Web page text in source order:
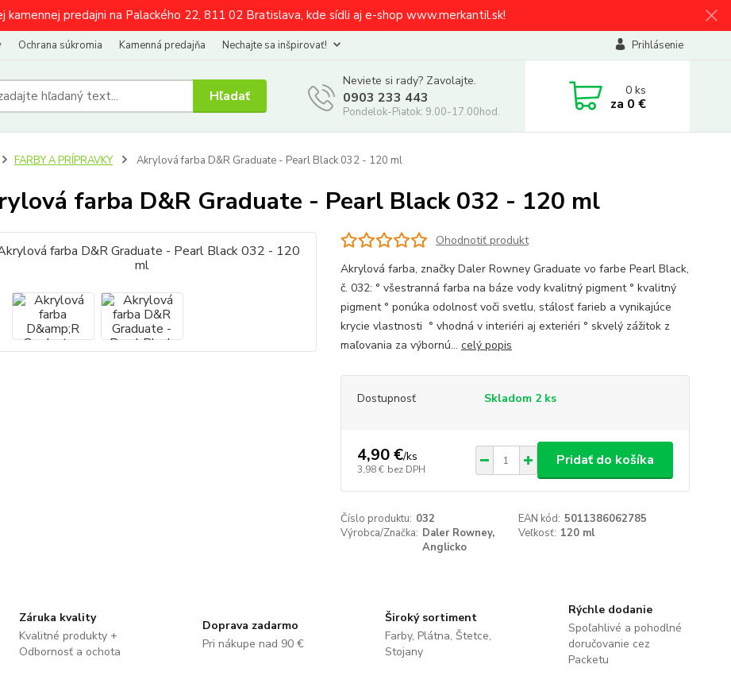
kamennej predajni na Palackého 22, 811 02 Bratislava, kde sídli aj e-shop www.merkantil.sk!
Ochrana súkromia Kamenná predajňa Nechajte sa inšpirovať! Prihlásenie
Hľadať
Neviete si rady? Zavolajte.
0903 233 443
Pondelok-Piatok: 9.00-17.00hod.
0ks
za 0 €
FARBY A PRÍPRAVKY Akrylová farba D&R Graduate - Pearl Black 032 - 120 ml
farba D&R Graduate - Pearl Black 032 - 120 ml
Ohodnotiť produkt
Akrylová farba, značky Daler Rowney Graduate vo farbe Pearl Black,
č. 032: ° všestranná farba na báze vody kvalitný pigment ° kvalitný
pigment ° ponúka odolnosť voči svetlu, stálosť farieb a vynikajúce
krycie vlastnosti ° vhodná v interiéri aj exteriéri ° skvelý zážitok z
maľovania za výbornú... celý popis
Dostupnosť Skladom 2 ks
4,90 €/ks
3,98 € bez DPH
Pridať do košíka
Číslo produktu: 032 EAN kód: 5011386062785
Výrobca/Značka: Daler Rowney,
Anglicko
Veľkosť: 120 ml
Záruka kvality
Kvalitné produkty +
Odbornosť a ochota
Doprava zadarmo
Pri nákupe nad 90 €
Široký sortiment
Farby, Plátna, Štetce,
Stojany
Rýchle dodanie
Spoľahlivé a pohodlné
doručovanie cez
Packetu